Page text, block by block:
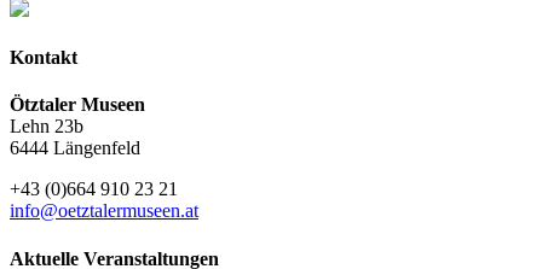
Kontakt
Ötztaler Museen
Lehn 23b
6444 Längenfeld
+43 (0)664 910 23 21
info@oetztalermuseen.at
Aktuelle Veranstaltungen